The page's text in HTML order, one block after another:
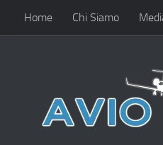
Home Chi Siamo